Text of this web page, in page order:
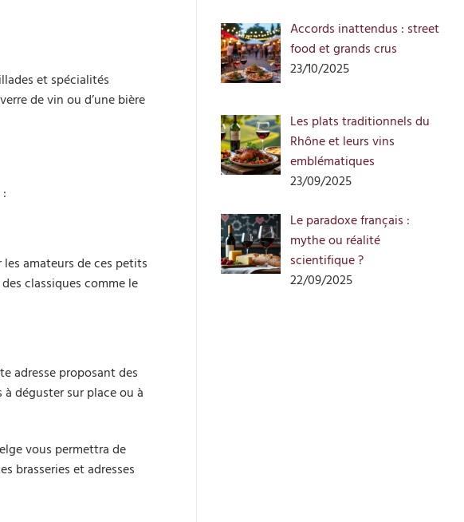
et spécialités
de vin ou d’une bière
amateurs de ces petits
classiques comme le
adresse proposant des
déguster sur place ou à
vous permettra de
brasseries et adresses
Accords inattendus : street
food et grands crus
23/10/2025
Les plats traditionnels du
Rhône et leurs vins
emblématiques
23/09/2025
Le paradoxe français :
mythe ou réalité
scientifique ?
22/09/2025